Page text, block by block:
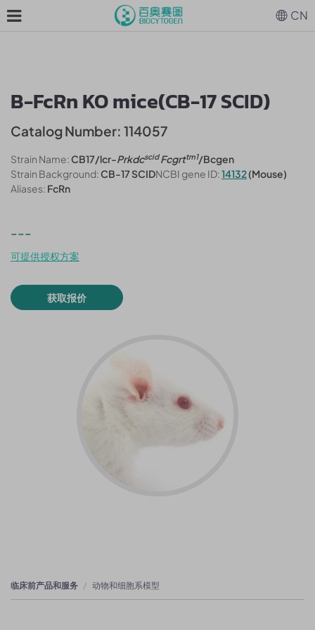
B-FcRn KO mice(CB-17 SCID)
Catalog Number: 114057
Strain Name:CB17/lcr-PrkdcscidFcgrttm1/Bcgen
Strain Background:CB-17 SCIDNCBI gene ID:14132(Mouse)
Aliases: FcRn
---
可提供授权方案
获取报价
临床前产品和服务 动物和细胞系模型
CN